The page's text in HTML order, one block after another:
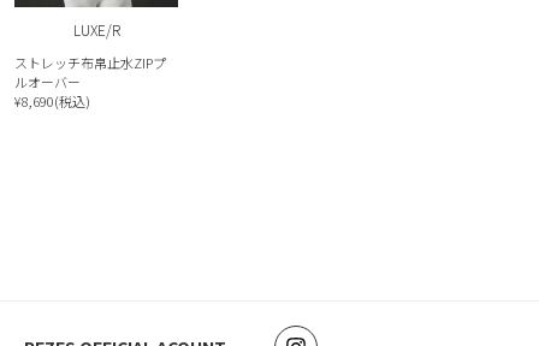
LUXE/R
ストレッチ布帛止水ZIPプ
ルオーバー
¥8,690(税込)